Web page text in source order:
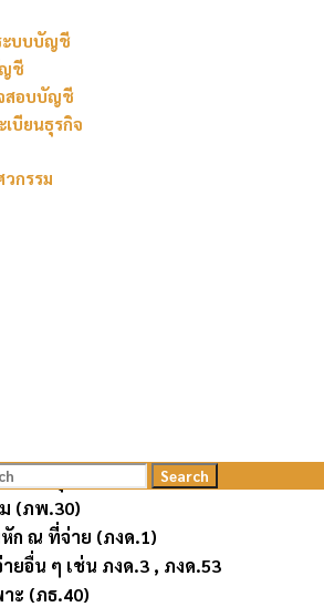
ะบบบัญชี
ชี
สอบบัญชี
บียนธุรกิจ
กรรม
Search
ญชี
แบบภาษีอากรของธุรกิจได้อย่างถูกต้อง
ระโยชน์กับองค์กรสูงสุด
ภาษีธุรกิจประจำเดือน เช่น
(ภพ.30)
ก ณ ที่จ่าย (ภงด.1)
อื่น ๆ เช่น ภงด.3 , ภงด.53
ะ (ภธ.40)